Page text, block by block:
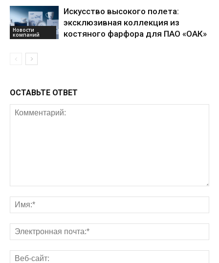
Новости
компаний
Искусство высокого полета:
эксклюзивная коллекция из
костяного фарфора для ПАО «ОАК»
ОСТАВЬТЕ ОТВЕТ